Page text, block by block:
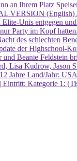
an Ihrem Platz
VERSION (English)
Unis entgegen
Party im Kopf
des schlechten
der Highschool-
Beanie Feldstein
Lisa Kudrow, Jason
Jahre Land/Jahr:
Kategorie 1: